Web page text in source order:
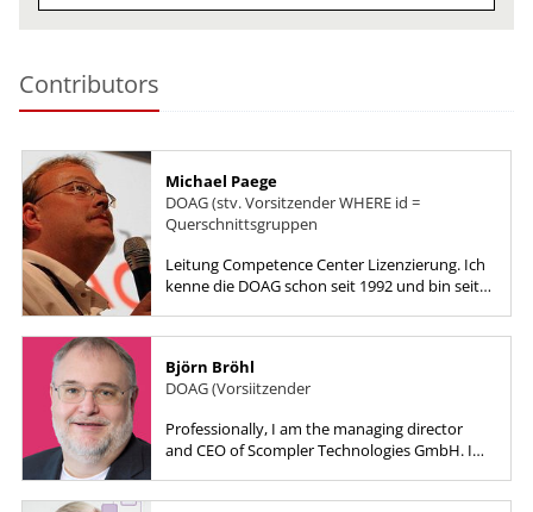
Contributors
Michael Paege
DOAG (stv. Vorsitzender WHERE id =
Querschnittsgruppen
Leitung Competence Center Lizenzierung. Ich
kenne die DOAG schon seit 1992 und bin seit
Björn Bröhl
DOAG (Vorsiitzender
Professionally, I am the managing director
and CEO of Scompler Technologies GmbH. I